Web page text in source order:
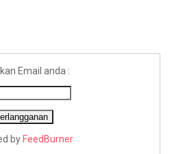
Email anda :
by FeedBurner